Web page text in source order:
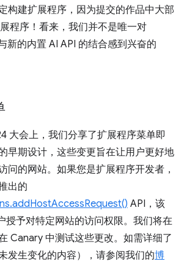
构建扩展程序，因为提交的作品中大部
程序！看来，我们并不是唯一对
新的内置 AI API 的结合感到兴奋的
大会上，我们分享了扩展程序菜单即
早期设计，这些变更旨在让用户更好地
问的网站。如果您是扩展程序开发者，
出的
API，该
授予对特定网站的访问权限。我们将在
Canary 中测试这些更改。如需详细了
发生变化的内容），请参阅我们的博